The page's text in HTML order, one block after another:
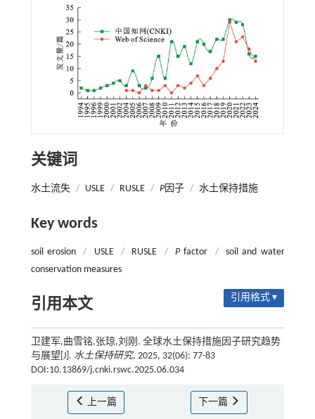
关键词
水土流失 / USLE / RUSLE / P因子 / 水土保持措施
Key words
soil erosion / USLE / RUSLE / Pfactor /
soil and water
conservation measures
引用本文 引用格式 ▾
卫建军,曲雪铭,张琼,刘刚. 全球水土保持措施因子研究趋势
与展望[J]. 水土保持研究, 2025, 32(06): 77-83
DOI:10.13869/j.cnki.rswc.2025.06.034
上一篇 下一篇